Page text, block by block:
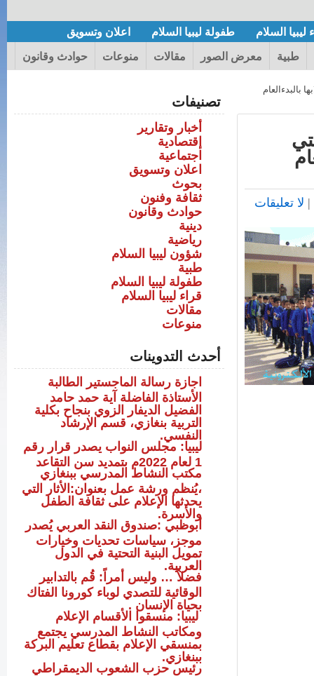
ليبيا السلام طفولة ليبيا السلام اعلان وتسويق
طبية معرض الصور مقالات منوعات حوادث وقانون
تصنيفات
أخبار وتقارير
إقتصادية
اجتماعية
اعلان وتسويق
بحوث
ثقافة وفنون
حوادث وقانون
دينية
رياضية
شؤون ليبيا السلام
طبية
طفولة ليبيا السلام
قراء ليبيا السلام
مقالات
منوعات
أحدث التدوينات
اجازة رسالة الماجستير الطالبة
الأستاذة الفاضلة آية حمد حامد
الفضيل الديفار الزوي بنجاح بكلية
التربية بنغازي، قسم الإرشاد
النفسي.
ليبيا: مجلس النواب يصدر قرار رقم
1 لعام 2022م بتمديد سن التقاعد
مكتب النشاط المدرسي ببنغازي
،يُنظم ورشة عمل بعنوان:الأثار التي
يحدثها الإعلام على ثقافة الطفل
والأسرة.
أبوظبي :صندوق النقد العربي يُصدر
موجز، سياسات تحديات وخيارات
تمويل البنية التحتية في الدول
العربية.
فضلاً … وليس أمراً: قُم بالتدابير
الوقائية للتصدي لوباء كورونا الفتاك
بحياة الإنسان .
ليبيا: منسقوا الأقسام الإعلام
ومكاتب النشاط المدرسي يجتمع
بمنسقي الإعلام بقطاع تعليم البركة
ببنغازي.
رئيس حزب الشعوب الديمقراطي
بالبدءالعام
| لا تعليقات